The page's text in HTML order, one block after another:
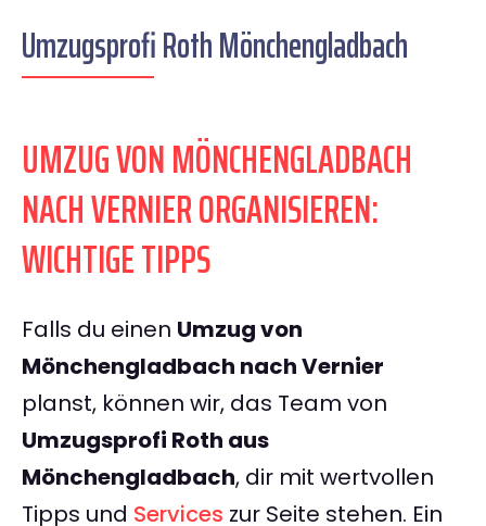
Umzugsprofi Roth Mönchengladbach
UMZUG VON MÖNCHENGLADBACH
NACH VERNIER ORGANISIEREN:
WICHTIGE TIPPS
Falls du einen Umzug von
Mönchengladbach nach Vernier
planst, können wir, das Team von
Umzugsprofi Roth aus
Mönchengladbach, dir mit wertvollen
Tipps und Services zur Seite stehen. Ein